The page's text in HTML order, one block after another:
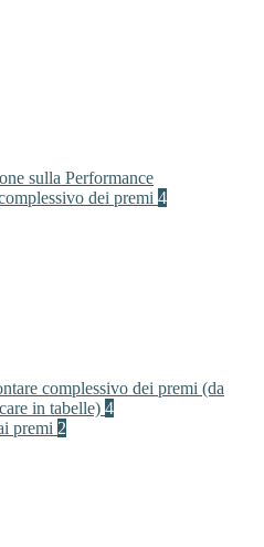
sulla Performance
dei premi 4
complessivo dei premi (da
in tabelle) 4
premi 2